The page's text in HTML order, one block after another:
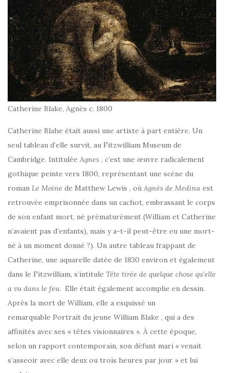
Catherine Blake, Agnès c. 1800
Catherine Blahe était aussi une artiste à part entière. Un
seul tableau d’elle survit, au Fitzwilliam Museum de
Cambridge. Intitulée Agnes , c’est une œuvre radicalement
gothique peinte vers 1800, représentant une scène du
roman Le Moine de Matthew Lewis , où Agnès de Medina est
retrouvée emprisonnée dans un cachot, embrassant le corps
de son enfant mort, né prématurément (William et Catherine
n’avaient pas d’enfants), mais y a-t-il peut-être eu une mort-
né à un moment donné ?). Un autre tableau frappant de
Catherine, une aquarelle datée de 1830 environ et également
dans le Fitzwilliam, s’intitule Tête tirée de quelque chose qu’elle
a vu dans le feu. Elle était également accomplie en dessin.
Après la mort de William, elle a esquissé un
remarquable Portrait du jeune William Blake , qui a des
affinités avec ses « têtes visionnaires ». À cette époque,
selon un rapport contemporain, son défunt mari « venait
s’asseoir avec elle deux ou trois heures par jour » et lui